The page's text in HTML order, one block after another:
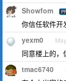
Showfom
你信任软件开
yexm0
同意楼上的，
tmac6740